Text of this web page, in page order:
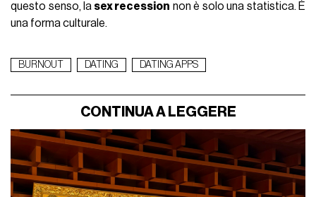
questo senso, la sex recession non è solo una statistica. È
una forma culturale.
BURNOUT DATING DATING APPS
CONTINUA A LEGGERE